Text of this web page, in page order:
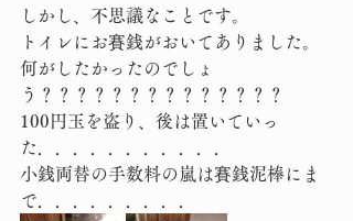
しかし、不思議なことです。
トイレにお賽銭がおいてありました。
何がしたかったのでしょ
う？？？？？？？？？？？？？？
100円玉を盗り、後は置いていっ
た．．．．．．．．．．．
小銭両替の手数料の嵐は賽銭泥棒にま
で．．．．．．．．．